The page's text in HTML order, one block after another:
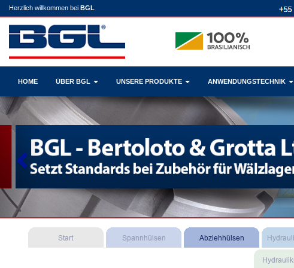
Herzlich willkommen bei BGL
HOME ÜBER BGL UNSERE PRODUKTE ANWENDUNGSTECHNIK
Previous